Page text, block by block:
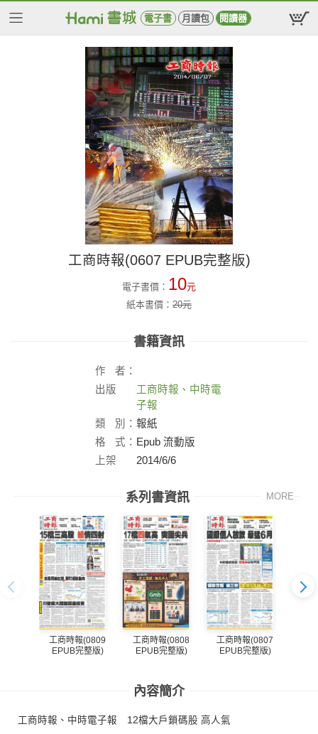
電子書 月讀包 閱讀器
工商時報(0607 EPUB完整版)
電子書價： 10元
紙本書價： 20元
書籍資訊
作
者：
出版
工商時報、中時電
子報
類
別： 報紙
格
式： Epub 流動版
上架
2014/6/6
系列書資訊 MORE
工商時報(0809
EPUB完整版)
工商時報(0808
EPUB完整版)
工商時報(0807
EPUB完整版)
內容簡介
工商時報、中時電子報 12檔大戶鎖碼股 高人氣